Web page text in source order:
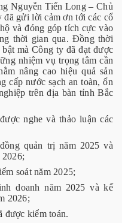
Nguyễn Tiến Long – Chủ
gửi lời cảm ơn tới các cổ
và đóng góp tích cực vào
thời gian qua. Đồng thời
mà Công ty đã đạt được
nhiệm vụ trọng tâm cần
nâng cao hiệu quả sản
cấp nước sạch an toàn, ổn
trên địa bàn tỉnh Bắc
nghe và thảo luận các
quản trị năm 2025 và
soát năm 2025;
doanh năm 2025 và kế
2026;
được kiểm toán.